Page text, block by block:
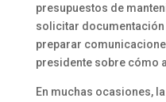
presupuestos de
solicitar documentación
preparar
presidente sobre cómo
En muchas ocasiones,